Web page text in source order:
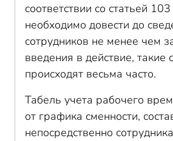
соответствии со статьей
необходимо довести до
сотрудников не менее чем
введения в действие, такие
происходят весьма часто.
Табель учета рабочего
от графика сменности,
непосредственно